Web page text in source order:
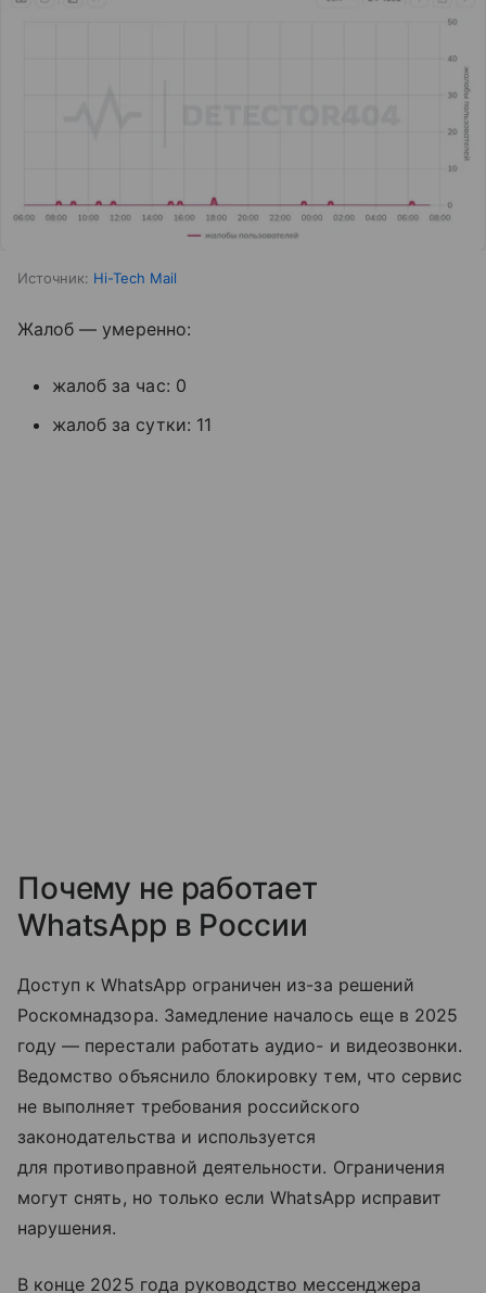
Источник: Hi-Tech Mail
Жалоб — умеренно:
жалоб за час: 0
жалоб за сутки: 11
Почему не работает
WhatsApp в России
Доступ к WhatsApp ограничен из-за решений
Роскомнадзора. Замедление началось еще в 2025
году — перестали работать аудио- и видеозвонки.
Ведомство объяснило блокировку тем, что сервис
не выполняет требования российского
законодательства и используется
для противоправной деятельности. Ограничения
могут снять, но только если WhatsApp исправит
нарушения.
В конце 2025 года руководство мессенджера